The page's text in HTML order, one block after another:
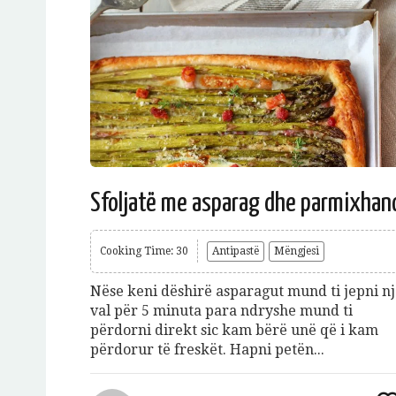
Sfoljatë me asparag dhe
Cooking Time: 30 Antipastë Mëngjesi
Nëse keni dëshirë asparagut mund ti jepni
val për 5 minuta para ndryshe mund ti
përdorni direkt sic kam bërë unë që i kam
përdorur të freskët. Hapni petën...